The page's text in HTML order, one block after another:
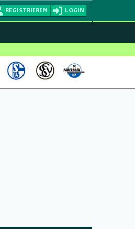
REGISTRIEREN LOGIN